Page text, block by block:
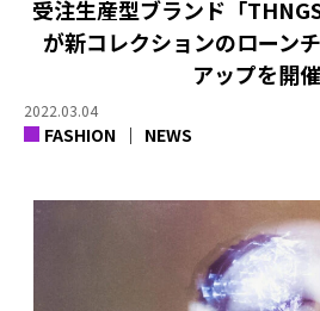
受注生産型ブランド「
が新コレクションのローン
アップを開催
2022.03.04
FASHION NEWS